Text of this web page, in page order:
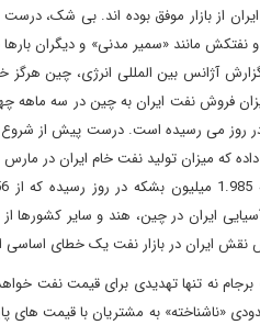
از بازار موفق بوده اند. بی شک،
مانند «سمیر مدنی» و دیگران بارها
آژانس بین المللی انرژی، چین هرگز
ایران در چین، هند و سایر
نقش ایران در بازار نفت یک خطای
نه تنها تهدیدی برای قیمت نفت
«ناشناخته» به مشتریان با قیمت